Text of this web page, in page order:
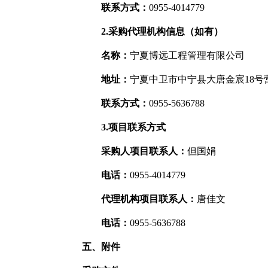
联系方式： 0955-4014779
2.采购代理机构信息（如有）
名称： 宁夏博远工程管理有限公司
地址： 宁夏中卫市中宁县大唐金宸18号
联系方式： 0955-5636788
3.项目联系方式
采购人项目联系人： 但国娟
电话： 0955-4014779
代理机构项目联系人： 唐佳文
电话： 0955-5636788
五、附件